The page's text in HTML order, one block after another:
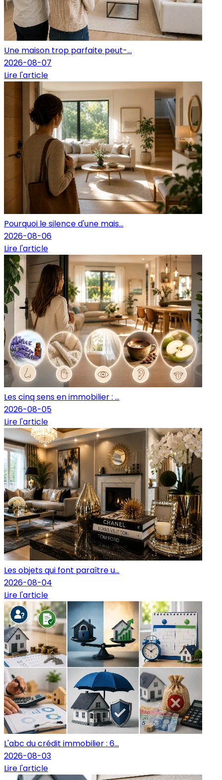
Une maison trop parfaite peut-...
2026-08-07
Lire l'article
Pourquoi le silence d'une mais...
2026-08-06
Lire l'article
Les cinq sens en immobilier : ...
2026-08-05
Lire l'article
Les objets qui font paraître u...
2026-08-04
Lire l'article
L'abc du crédit immobilier : 6...
2026-08-03
Lire l'article